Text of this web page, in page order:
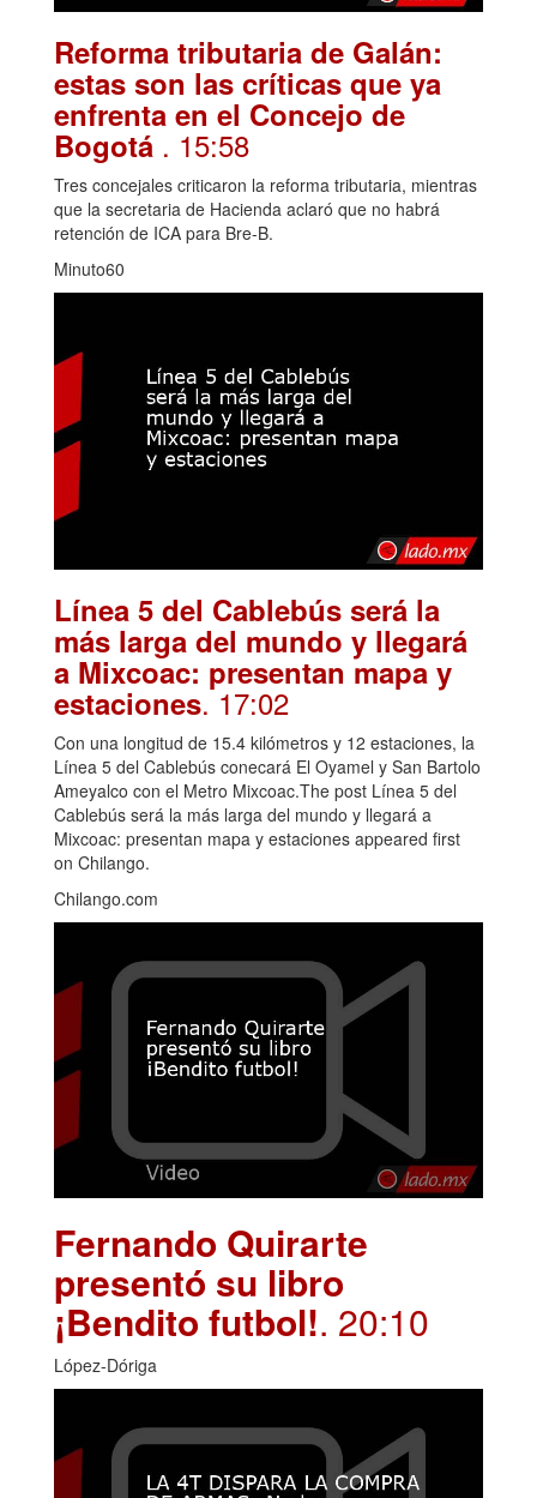
Reforma tributaria de Galán:
estas son las críticas que ya
enfrenta en el Concejo de
Bogotá . 15:58
Tres concejales criticaron la reforma tributaria, mientras
que la secretaria de Hacienda aclaró que no habrá
retención de ICA para Bre-B.
Minuto60
Línea 5 del Cablebús será la
más larga del mundo y llegará
a Mixcoac: presentan mapa y
estaciones. 17:02
Con una longitud de 15.4 kilómetros y 12 estaciones, la
Línea 5 del Cablebús conecará El Oyamel y San Bartolo
Ameyalco con el Metro Mixcoac.The post Línea 5 del
Cablebús será la más larga del mundo y llegará a
Mixcoac: presentan mapa y estaciones appeared first
on Chilango.
Chilango.com
Fernando Quirarte
presentó su libro
¡Bendito futbol!. 20:10
López-Dóriga